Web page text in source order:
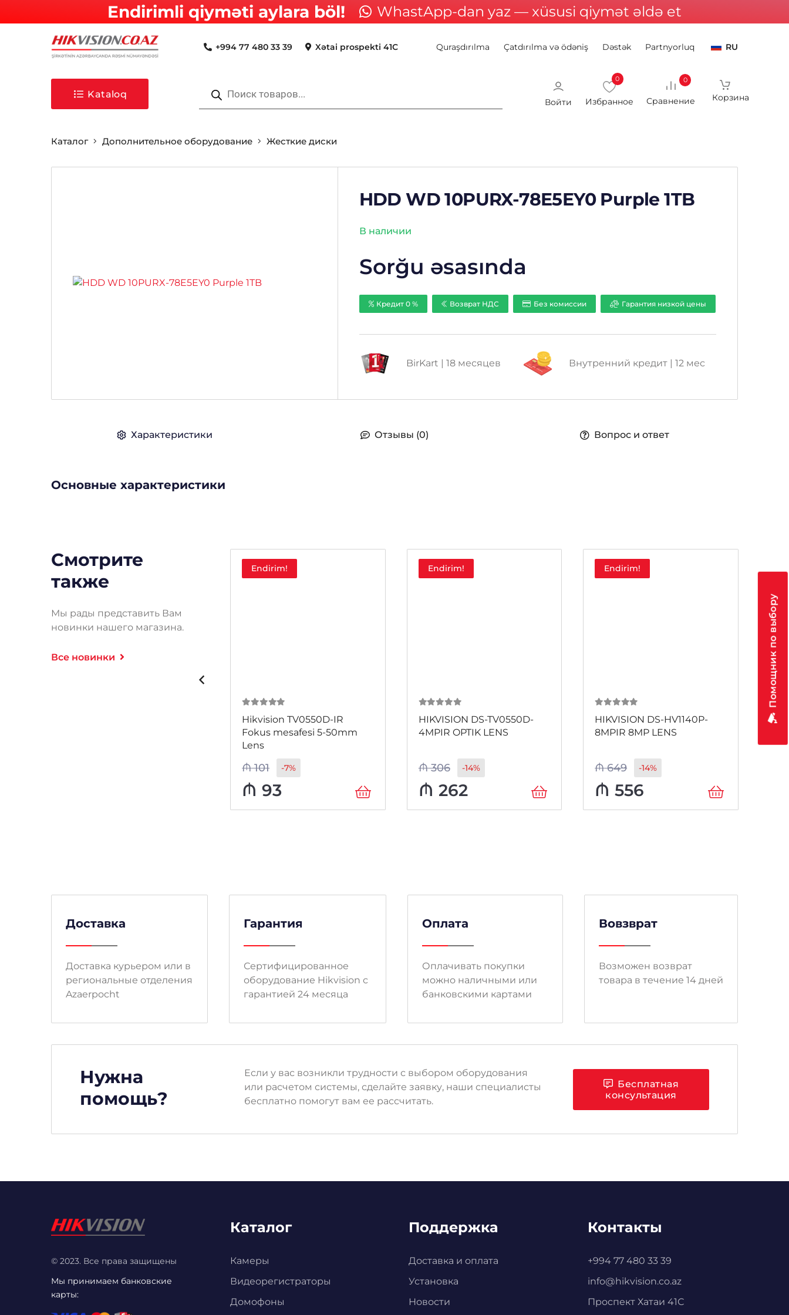
Endirimli qiyməti aylara böl! WhastApp-dan yaz — xüsusi qiymət əldə et
+994 77 480 33 39 Xətai prospekti 41C Quraşdırılma Çatdırılma və ödəniş Dəstək Partnyorluq RU
Kataloq
товаров
Войти
0 0
Каталог Дополнительное оборудование Жесткие диски
HDD WD 10PURX-78E5EY0 Purple 1TB
В наличии
Sorğu əsasında
Кредит 0 % Возврат НДС Без комиссии Гарантия низкой цены
BirKart | 18 месяцев Внутренний кредит | 12 мес
Характеристики Отзывы (0) Вопрос и ответ
Основные характеристики
Смотрите
также
Мы рады представить Вам
новинки нашего магазина.
Все новинки
Endirim! Endirim!
Hikvision TV0550D-IR
Fokus mesafesi 5-50mm
Lens
₼101 -7%
₼ 93
Endirim!
HIKVISION DS-TV0550D-
4MPIR OPTIK LENS
₼306 -14%
₼ 262
Endirim!
HIKVISION DS-HV1140P-
8MPIR 8MP LENS
₼649 -14%
₼ 556
0
Доставка
Доставка курьером или в
региональные отделения
Azaerpocht
Гарантия
Сертифицированное
оборудование Hikvision с
гарантией 24 месяца
Оплата
Оплачивать покупки
можно наличными или
банковскими картами
Вовзврат
Возможен возврат
товара в течение 14 дней
Нужна
помощь?
Если у вас возникли трудности с выбором оборудования
или расчетом системы, сделайте заявку, наши специалисты
бесплатно помогут вам ее рассчитать.
Бесплатная
консультация
© 2023. Все права защищены
Мы принимаем банковские
карты:
Каталог
Камеры
Видеорегистраторы
Домофоны
Поддержка
Доставка и оплата
Установка
Новости
Контакты
+994 77 480 33 39
info@hikvision.co.az
Проспект Хатаи 41С
Помощник по выбору